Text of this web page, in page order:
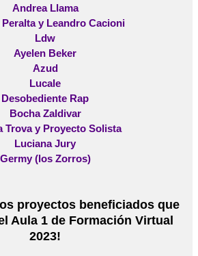
Andrea Llama
y Leandro Cacioni
Ldw
Ayelen Beker
Azud
Lucale
Desobediente Rap
Bocha Zaldivar
Trova y Proyecto Solista
Luciana Jury
Germy (los Zorros)
proyectos beneficiados que
Aula 1 de Formación Virtual
2023!